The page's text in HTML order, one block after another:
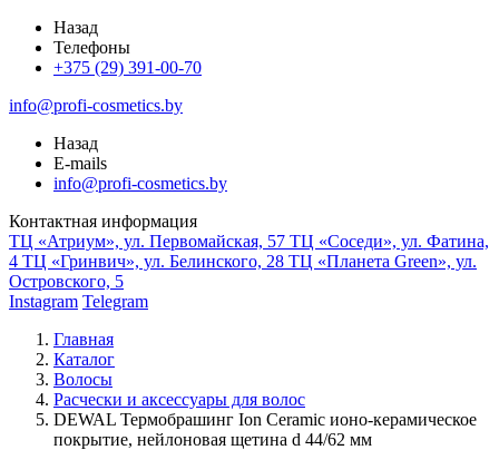
Назад
Телефоны
+375 (29) 391-00-70
info@profi-cosmetics.by
Назад
E-mails
info@profi-cosmetics.by
Контактная информация
ТЦ «Атриум», ул. Первомайская, 57 ТЦ «Соседи», ул. Фатина,
4 ТЦ «Гринвич», ул. Белинского, 28 ТЦ «Планета Green», ул.
Островского, 5
Instagram Telegram
Главная
Каталог
Волосы
Расчески и аксессуары для волос
DEWAL Термобрашинг Ion Ceramic ионо-керамическое
покрытие, нейлоновая щетина d 44/62 мм